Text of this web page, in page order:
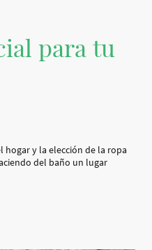
para tu
hogar y la elección de la ropa
del baño un lugar